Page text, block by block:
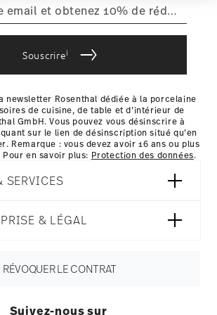
zusammen, die Sie ihnen
oder die sie im Rahmen Ihrer
Forum Design GmbH |
pays
pour chaque pays de livraison
Souscrirei
newsletter Rosenthal dédiée à la porcelaine
de cuisine, de table et d’intérieur de
GmbH. Vous pouvez vous désinscrire à
sur le lien de désinscription situé qu’en
Remarque : vous devez avoir 16 ans ou plus
en savoir plus: Protection des données.
SERVICES
& LÉGAL
RÉVOQUER LE CONTRAT
Suivez-nous sur